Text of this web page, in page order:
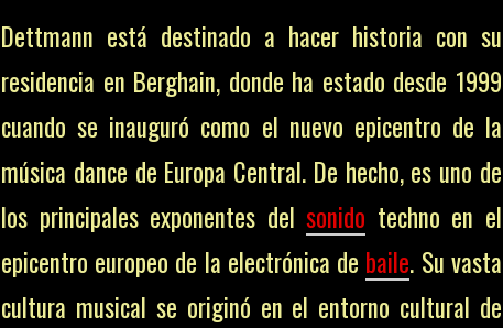
Dettmann está destinado a hacer historia con su
residencia en Berghain, donde ha estado desde 1999
cuando se inauguró como el nuevo epicentro de la
música dance de Europa Central. De hecho, es uno de
los principales exponentes del sonido techno en el
epicentro europeo de la electrónica de baile. Su vasta
cultura musical se originó en el entorno cultural de